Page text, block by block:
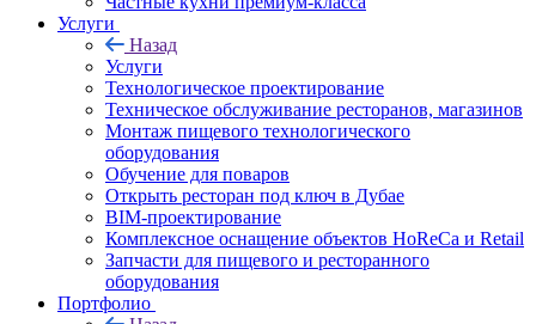
Услуги
Назад
Услуги
Технологическое проектирование
Техническое обслуживание ресторанов, магазинов
Монтаж пищевого технологического
оборудования
Обучение для поваров
Открыть ресторан под ключ в Дубае
BIM-проектирование
Комплексное оснащение объектов HoReCa и Retail
Запчасти для пищевого и ресторанного
оборудования
Портфолио